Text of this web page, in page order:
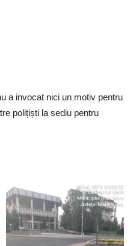
a invocat nici un motiv pentru
polițiști la sediu pentru